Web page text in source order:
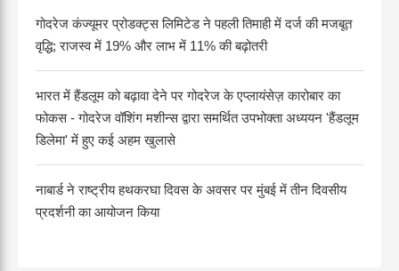
गोदरेज कंज्यूमर प्रोडक्ट्स लिमिटेड ने पहली तिमाही में दर्ज की मजबूत
वृद्धि; राजस्व में 19% और लाभ में 11% की बढ़ोतरी
भारत में हैंडलूम को बढ़ावा देने पर गोदरेज के एप्लायंसेज़ कारोबार का
फोकस - गोदरेज वॉशिंग मशीन्स द्वारा समर्थित उपभोक्ता अध्ययन 'हैंडलूम
डिलेमा' में हुए कई अहम खुलासे
नाबार्ड ने राष्ट्रीय हथकरघा दिवस के अवसर पर मुंबई में तीन दिवसीय
प्रदर्शनी का आयोजन किया